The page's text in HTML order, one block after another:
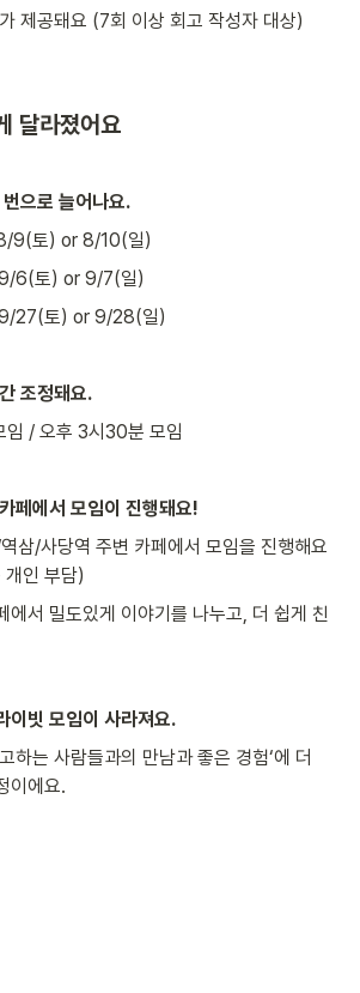
제공돼요 (7회 이상 회고 작성자 대상)
달라졌어요
으로 늘어나요.
9(토) or 8/10(일)
6(토) or 9/7(일)
27(토) or 9/28(일)
조정돼요.
임 / 오후 3시30분 모임
페에서 모임이 진행돼요!
삼/사당역 주변 카페에서 모임을 진행해요
개인 부담)
에서 밀도있게 이야기를 나누고, 더 쉽게 친
이빗 모임이 사라져요.
하는 사람들과의 만남과 좋은 경험‘에 더
이에요.